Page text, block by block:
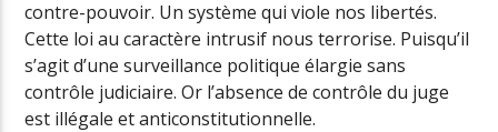
contre-pouvoir. Un système qui viole nos libertés.
Cette loi au caractère intrusif nous terrorise. Puisqu’il
s’agit d’une surveillance politique élargie sans
contrôle judiciaire. Or l’absence de contrôle du juge
est illégale et anticonstitutionnelle.